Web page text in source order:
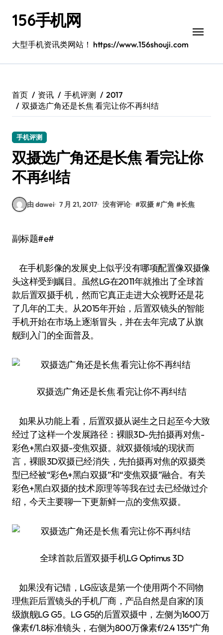
156手机网
大型手机资讯类网站！ https://www.156shouji.com
首页 资讯 手机评测
2017
双摄选广角还是长焦 看完让你不再纠结
手机评测
双摄选广角还是长焦 看完让你
不再纠结
由 dawei 7 月 21, 2017 没有评论 #双摄 #广角 #长焦
副标题#e#
在手机影像的发展史上似乎没有哪项配置像双摄像
头这样受到瞩目。虽然LG在2011年就推出了全球首
款后置双摄手机，然而它真正走进大众视野还是花
了几年的工夫。从2015年开始，后置双镜头的智能
手机开始在市场上逐渐冒头，并在去年完成了从旗
舰到入门的全面普及。
双摄选广角还是长焦 看完让你不再纠结
如果从功能上看，后置双摄从诞生之日起至今大致
经过了这样一个发展路径：裸眼3D-先拍摄再对焦-
彩色+黑白双摄-变焦双摄。就双摄领域的现状而
言，裸眼3D双摄已经消失，先拍摄再对焦的双摄类
型已经被“彩色+黑白双摄”和“变焦双摄”融合。有关
彩色+黑白双摄的技术原理等等我在过去已经做过介
绍，今天主要聊一下更新鲜一点的变焦双摄。
全球首款后置双摄手机LG Optimus 3D
如果没有记错，LG应该是第一个使用两个不同物
理焦距后置镜头的手机厂商，产品自然是自家的顶
级旗舰LG G5。LG G5的后置双摄中，左侧为1600万
像素f/1.8标准镜头，右侧为800万像素f/2.4 135°广角